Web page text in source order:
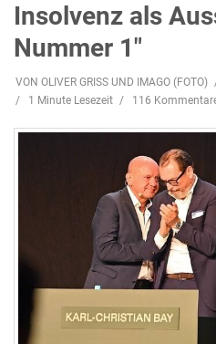
Insolvenz als
Nummer 1"
VON OLIVER GRISS UND IMAGO (FOTO)
1 Minute Lesezeit
116